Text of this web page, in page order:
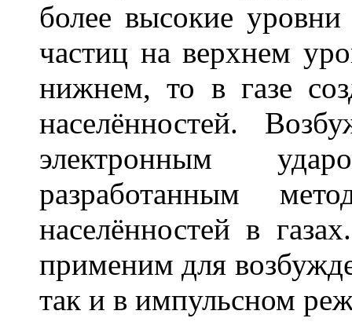
более высокие
частиц на верхнем
нижнем, то в газе
населённостей.
электронным
разработанным
населённостей в
применим для
так и в импульсном